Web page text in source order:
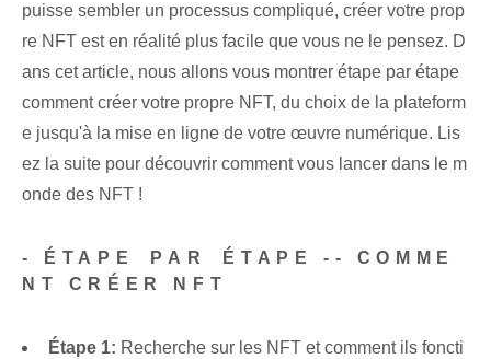
puisse sembler un processus compliqué, créer votre prop
re NFT est en réalité plus facile que vous ne le pensez. D
ans cet article, nous allons vous montrer étape par étape
comment créer votre propre NFT, du choix de la plateform
e jusqu'à la mise en ligne de votre œuvre numérique. Lis
ez la suite pour découvrir comment vous lancer dans le m
onde des NFT !
-‍ ÉTAPE⁣ PAR⁢ ÉTAPE -- COMME
NT CRÉER‌ NFT
Étape 1: ‌Recherche sur les NFT et comment⁤ ils foncti